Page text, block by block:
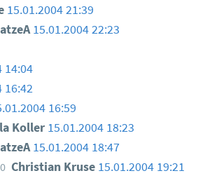
15.01.2004 21:39
15.01.2004 22:23
14:04
16:42
16:59
Koller 15.01.2004 18:23
15.01.2004 18:47
0 Christian Kruse 15.01.2004 19:21